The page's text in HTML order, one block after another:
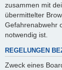
zusammen mit
übermittelter
Gefahrenabwehr
notwendig ist.
REGELUNGEN
Zweck eines